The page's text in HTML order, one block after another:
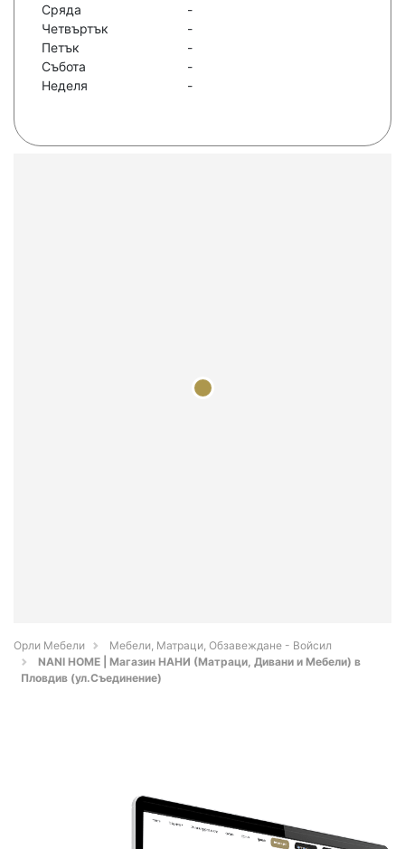
Сряда
-
Четвъртък
-
Петък
-
Събота
-
Неделя
-
Орли Мебели
Мебели, Матраци, Обзавеждане - Войсил
NANI HOME | Mагазин НАНИ (Матраци, Дивани и Мебели) в
Пловдив (ул.Съединение)